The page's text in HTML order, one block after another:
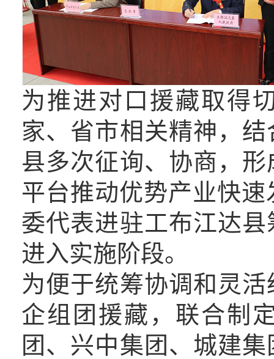
为推进对口援藏取得
家、省市相关精神，
县多次征询、协商，
平台推动优势产业快
委代表进驻工布江达
进入实施阶段。
为便于统筹协调和灵
企组团援藏，联合制
团、兴中集团、城建